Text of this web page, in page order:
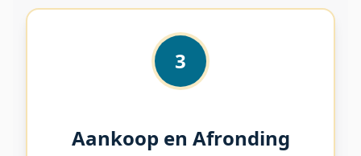
3
Aankoop en Afronding